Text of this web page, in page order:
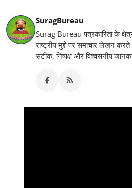
SuragBureau
Surag Bureau पत्रकारिता के
राष्ट्रीय मुद्दों पर समाचार लेखन
सटीक, निष्पक्ष और विश्वसनीय